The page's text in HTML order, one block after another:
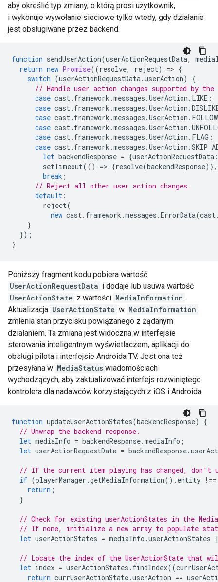
aby określić typ zmiany, o którą prosi użytkownik,
i wykonuje wywołanie sieciowe tylko wtedy, gdy działanie
jest obsługiwane przez backend.
function sendUserAction(userActionRequestData,
return new Promise((resolve, reject) => {
switch (userActionRequestData.userAction)
{
// Handle user action changes supported by the
case cast. framework .messages .UserAction . LIKE :
case cast. framework .messages .UserAction .
case cast. framework .messages .UserAction . FOLLOW
case cast. framework .messages .UserAction .
case cast. framework .messages .UserAction . FLAG :
case cast. framework .messages .UserAction .
let backendResponse = {userActionRequestData :
setTimeout(() => {resolve(backendResponse)},
break ;
// Reject all other user action changes.
default :
reject(
new cast. framework .messages .ErrorData(cast
}
});
}
Poniższy fragment kodu pobiera wartość
UserActionRequestData i dodaje lub usuwa wartość
UserActionState z wartości MediaInformation .
Aktualizacja UserActionState w MediaInformation
zmienia stan przycisku powiązanego z żądanym
działaniem. Ta zmiana jest widoczna w interfejsie
sterowania inteligentnym wyświetlaczem, aplikacji do
obsługi pilota i interfejsie Androida TV. Jest ona też
przesyłana w MediaStatus wiadomościach
wychodzących, aby zaktualizować interfejs rozwiniętego
kontrolera dla nadawców korzystających z iOS i Androida.
function updateUserActionStates(backendResponse)
{
// Unwrap the backend response.
let mediaInfo = backendResponse.mediaInfo ;
let userActionRequestData = backendResponse.
// If the current item playing has changed, don't
if (playerManager .getMediaInformation(). entity !==
return ;
}
// Check for existing userActionStates in the
// If none, initialize a new array to populate
let userActionStates = mediaInfo .userActionStates
// Locate the index of the UserActionState that
let index = userActionStates . findIndex((
return currUserActionState.userAction ==